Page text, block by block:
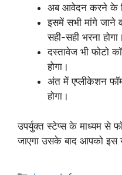
अब आवेदन करने के
इसमें सभी मांगे जाने
सही-सही भरना होगा।
दस्तावेज भी फोटो
होगा।
अंत में एप्लीकेशन
होगा।
उपर्युक्त स्टेप्स के माध्यम से
जाएगा उसके बाद आपको इस